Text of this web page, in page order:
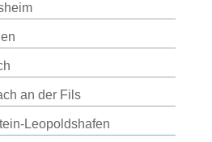
an der Fils
Leopoldshafen